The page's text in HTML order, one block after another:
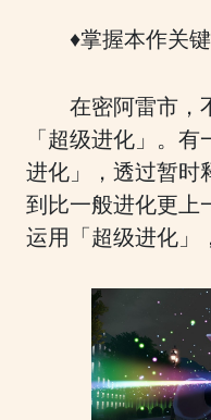
♦掌握本作关
在密阿雷市，
「超级进化」。
进化」，透过暂时
到比一般进化更上
运用「超级进化」